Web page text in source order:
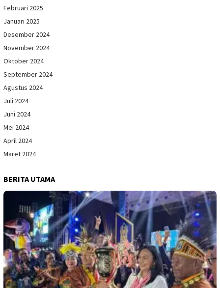
Februari 2025
Januari 2025
Desember 2024
November 2024
Oktober 2024
September 2024
Agustus 2024
Juli 2024
Juni 2024
Mei 2024
April 2024
Maret 2024
BERITA UTAMA